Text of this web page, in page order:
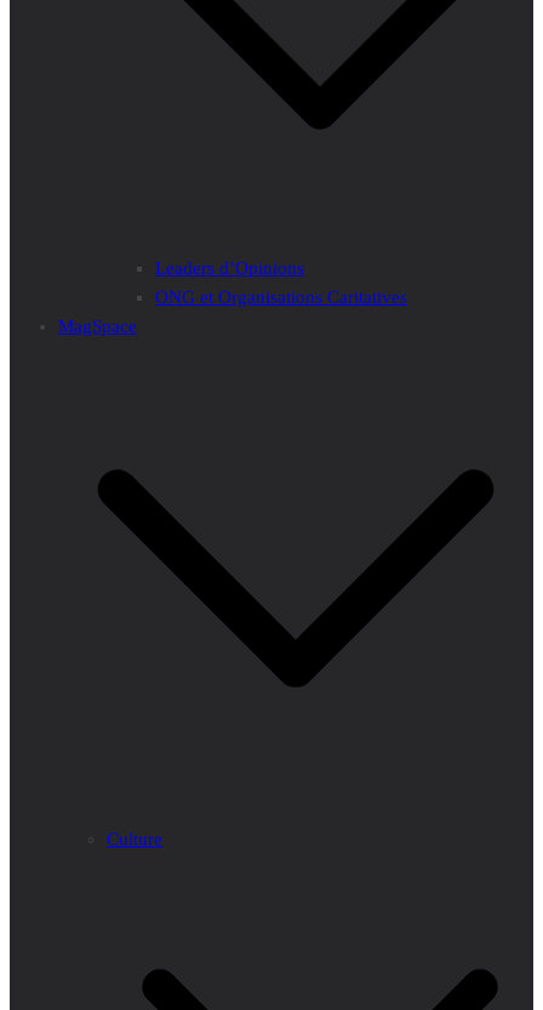
Leaders d’Opinions
ONG et Organisations Caritatives
MagSpace
Culture